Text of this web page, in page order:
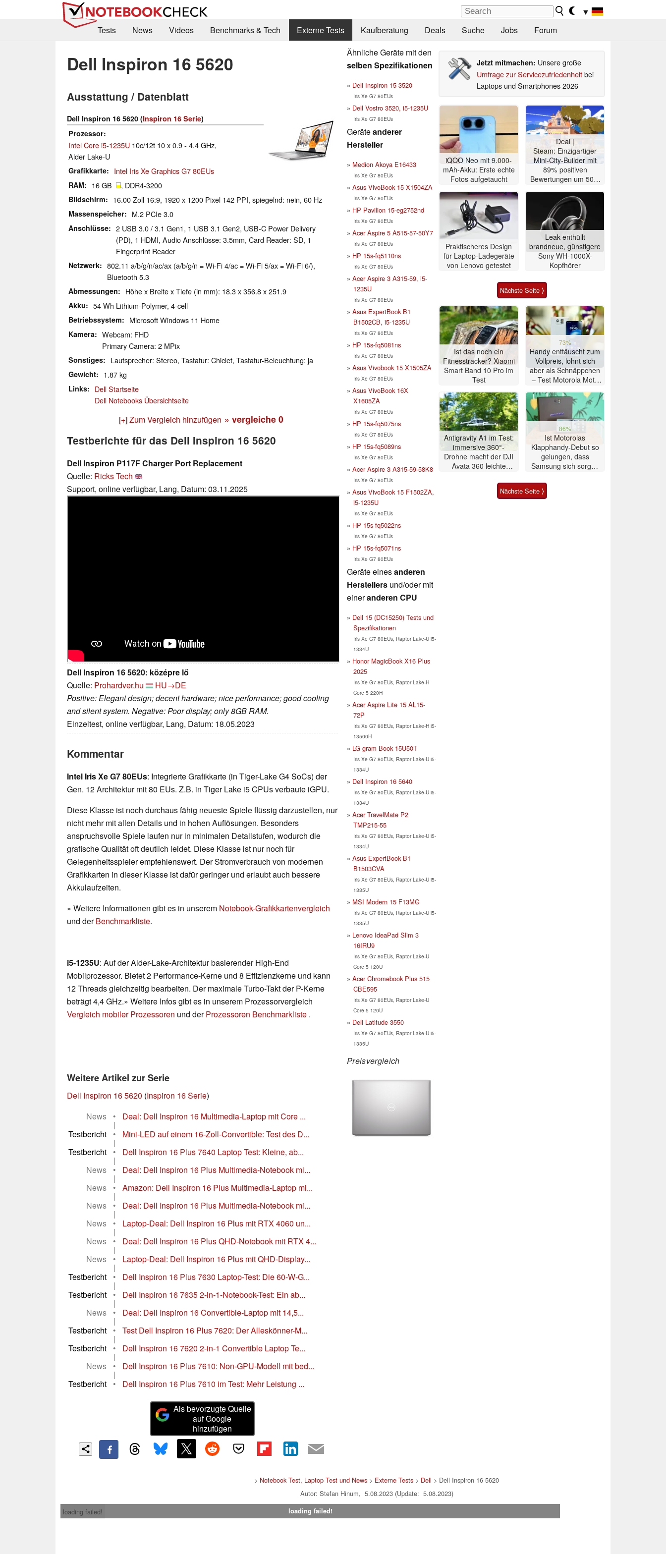
▼
Tests
News Videos Benchmarks & Tech Externe Tests Kaufberatung Deals Suche Jobs Forum
Dell Inspiron 16 5620
Ausstattung / Datenblatt
Dell Inspiron 16 5620 (Inspiron 16 Serie)
Prozessor
Intel Core i5-1235U 10c/12t 10 x 0.9 - 4.4 GHz,
Alder Lake-U
Grafikkarte Intel Iris Xe Graphics G7 80EUs
RAM 16 GB , DDR4-3200
Bildschirm 16.00 Zoll 16:9, 1920 x 1200 Pixel 142 PPI, spiegelnd: nein, 60 Hz
Massenspeicher M.2 PCIe 3.0
Anschlüsse
2 USB 3.0 / 3.1 Gen1, 1 USB 3.1 Gen2, USB-C Power Delivery
(PD), 1 HDMI, Audio Anschlüsse: 3.5mm, Card Reader: SD, 1
Fingerprint Reader
Netzwerk
802.11 a/b/g/n/ac/ax (a/b/g/n = Wi-Fi 4/ac = Wi-Fi 5/ax = Wi-Fi 6/),
Bluetooth 5.3
Abmessungen Höhe x Breite x Tiefe (in mm): 18.3 x 356.8 x 251.9
Akku 54 Wh Lithium-Polymer, 4-cell
Betriebssystem Microsoft Windows 11 Home
Kamera
Webcam: FHD
Primary Camera: 2 MPix
Sonstiges Lautsprecher: Stereo, Tastatur: Chiclet, Tastatur-Beleuchtung: ja
Gewicht 1.87 kg
Links
Dell Startseite
Dell Notebooks Übersichtseite
[+] Zum Vergleich hinzufügen » vergleiche 0
Testberichte für das Dell Inspiron 16 5620
Dell Inspiron P117F Charger Port Replacement
Quelle: Ricks Tech
Support, online verfügbar, Lang, Datum: 03.11.2025
Dell Inspiron 16 5620: középre lő
Quelle: Prohardver.hu
HU→DE
Positive: Elegant design; decent hardware; nice performance; good cooling
and silent system. Negative: Poor display; only 8GB RAM.
Einzeltest, online verfügbar, Lang, Datum: 18.05.2023
Kommentar
Intel Iris Xe G7 80EUs: Integrierte Grafikkarte (in Tiger-Lake G4 SoCs) der
Gen. 12 Architektur mit 80 EUs. Z.B. in Tiger Lake i5 CPUs verbaute iGPU.
Diese Klasse ist noch durchaus fähig neueste Spiele flüssig darzustellen, nur
nicht mehr mit allen Details und in hohen Auflösungen. Besonders
anspruchsvolle Spiele laufen nur in minimalen Detailstufen, wodurch die
grafische Qualität oft deutlich leidet. Diese Klasse ist nur noch für
Gelegenheitsspieler empfehlenswert. Der Stromverbrauch von modernen
Grafikkarten in dieser Klasse ist dafür geringer und erlaubt auch bessere
Akkulaufzeiten.
» Weitere Informationen gibt es in unserem Notebook-Grafikkartenvergleich
und derBenchmarkliste.
i5-1235U: Auf der Alder-Lake-Architektur basierender High-End
Mobilprozessor. Bietet 2 Performance-Kerne und 8 Effizienzkerne und kann
12 Threads gleichzeitig bearbeiten. Der maximale Turbo-Takt der P-Kerne
beträgt 4,4 GHz.» Weitere Infos gibt es in unserem Prozessorvergleich
Vergleich mobiler Prozessoren und derProzessoren Benchmarkliste .
Weitere Artikel zur Serie
Dell Inspiron 16 5620 (Inspiron 16 Serie)
News
• Deal: Dell Inspiron 16 Multimedia-Laptop mit Core ...
|
Testbericht
• Mini-LED auf einem 16-Zoll-Convertible: Test des D...
|
Testbericht
• Dell Inspiron 16 Plus 7640 Laptop Test: Kleine, ab...
|
News
• Deal: Dell Inspiron 16 Plus Multimedia-Notebook mi...
|
News
• Amazon: Dell Inspiron 16 Plus Multimedia-Laptop mi...
|
News
• Deal: Dell Inspiron 16 Plus Multimedia-Notebook mi...
|
News
• Laptop-Deal: Dell Inspiron 16 Plus mit RTX 4060 un...
|
News
• Deal: Dell Inspiron 16 Plus QHD-Notebook mit RTX 4...
|
News
• Laptop-Deal: Dell Inspiron 16 Plus mit QHD-Display...
|
Testbericht
• Dell Inspiron 16 Plus 7630 Laptop-Test: Die 60-W-G...
|
Testbericht
• Dell Inspiron 16 7635 2-in-1-Notebook-Test: Ein ab...
|
News
• Deal: Dell Inspiron 16 Convertible-Laptop mit 14,5...
|
Testbericht
• Test Dell Inspiron 16 Plus 7620: Der Alleskönner-M...
|
Testbericht
• Dell Inspiron 16 7620 2-in-1 Convertible Laptop Te...
|
News
• Dell Inspiron 16 Plus 7610: Non-GPU-Modell mit bed...
|
Testbericht
• Dell Inspiron 16 Plus 7610 im Test: Mehr Leistung ...
Als bevorzugte Quelle
auf Google
hinzufügen
Ähnliche Geräte mit den
selben Spezifikationen
Dell Inspiron 15 3520
Iris Xe G7 80EUs
Dell Vostro 3520, i5-1235U
Iris Xe G7 80EUs
Geräteanderer
Hersteller
Medion Akoya E16433
Iris Xe G7 80EUs
Asus VivoBook 15 X1504ZA
Iris Xe G7 80EUs
HP Pavilion 15-eg2752nd
Iris Xe G7 80EUs
Acer Aspire 5 A515-57-50Y7
Iris Xe G7 80EUs
HP 15s-fq5110ns
Iris Xe G7 80EUs
Acer Aspire 3 A315-59, i5-
1235U
Iris Xe G7 80EUs
Asus ExpertBook B1
B1502CB, i5-1235U
Iris Xe G7 80EUs
HP 15s-fq5081ns
Iris Xe G7 80EUs
Asus Vivobook 15 X1505ZA
Iris Xe G7 80EUs
Asus VivoBook 16X
X1605ZA
Iris Xe G7 80EUs
HP 15s-fq5075ns
Iris Xe G7 80EUs
HP 15s-fq5089ns
Iris Xe G7 80EUs
Acer Aspire 3 A315-59-58K8
Iris Xe G7 80EUs
Asus VivoBook 15 F1502ZA,
i5-1235U
Iris Xe G7 80EUs
HP 15s-fq5022ns
Iris Xe G7 80EUs
HP 15s-fq5071ns
Iris Xe G7 80EUs
Geräte einesanderen
Herstellers und/oder mit
eineranderen CPU
Dell 15 (DC15250) Tests und
Spezifikationen
Iris Xe G7 80EUs, Raptor Lake-U i5-
1334U
Honor MagicBook X16 Plus
2025
Iris Xe G7 80EUs, Raptor Lake-H
Core 5 220H
Acer Aspire Lite 15 AL15-
72P
Iris Xe G7 80EUs, Raptor Lake-H i5-
13500H
LG gram Book 15U50T
Iris Xe G7 80EUs, Raptor Lake-U i5-
1334U
Dell Inspiron 16 5640
Iris Xe G7 80EUs, Raptor Lake-U i5-
1334U
Acer TravelMate P2
TMP215-55
Iris Xe G7 80EUs, Raptor Lake-U i5-
1334U
Asus ExpertBook B1
B1503CVA
Iris Xe G7 80EUs, Raptor Lake-U i5-
1335U
MSI Modern 15 F13MG
Iris Xe G7 80EUs, Raptor Lake-U i5-
1335U
Lenovo IdeaPad Slim 3
16IRU9
Iris Xe G7 80EUs, Raptor Lake-U
Core 5 120U
Acer Chromebook Plus 515
CBE595
Iris Xe G7 80EUs, Raptor Lake-U
Core 5 120U
Dell Latitude 3550
Iris Xe G7 80EUs, Raptor Lake-U i5-
1335U
Preisvergleich
Jetzt mitmachen: Unsere große
Umfrage zur Servicezufriedenheitbei
Laptops und Smartphones 2026
iQOO Neo mit 9.000-
mAh-Akku: Erste echte
Fotos aufgetaucht
Deal |
Steam: Einzigartiger
Mini-City-Builder mit
89% positiven
Bewertungen um 50%
Praktischeres Design
für Laptop-Ladegeräte
von Lenovo getestet
Leak enthüllt
brandneue, günstigere
Sony WH-1000X-
Kopfhörer
Nächste Seite ⟩
Ist das noch ein
Fitnesstracker? Xiaomi
Smart Band 10 Pro im
Test
73%
Handy enttäuscht zum
Vollpreis, lohnt sich
aber als Schnäppchen
– Test Motorola Moto
Antigravity A1 im Test:
immersive 360°-
Drohne macht der DJI
Avata 360 leichte
86%
Ist Motorolas
Klapphandy-Debut so
gelungen, dass
Samsung sich sorgen
Smartphone im Test
Nächste Seite ⟩
> Notebook Test, Laptop Test und News > Externe Tests > Dell > Dell Inspiron 16 5620
Autor: Stefan Hinum, 5.08.2023 (Update: 5.08.2023)
loading failed!
loading failed!